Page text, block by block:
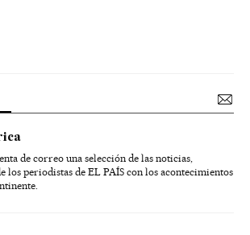
de correo una selección de las noticias,
los periodistas de EL PAÍS con los acontecimientos